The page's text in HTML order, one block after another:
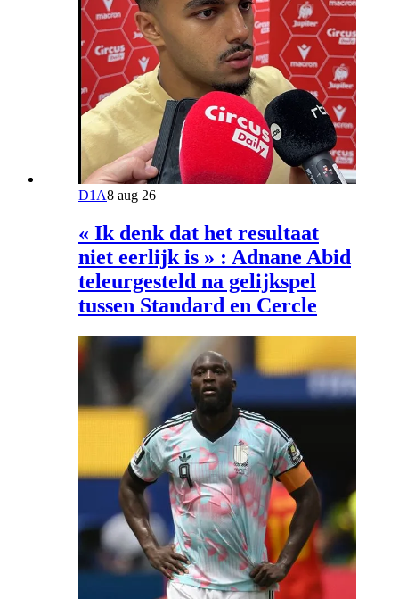
D1A8 aug 26
« Ik denk dat het resultaat
niet eerlijk is » : Adnane Abid
teleurgesteld na gelijkspel
tussen Standard en Cercle